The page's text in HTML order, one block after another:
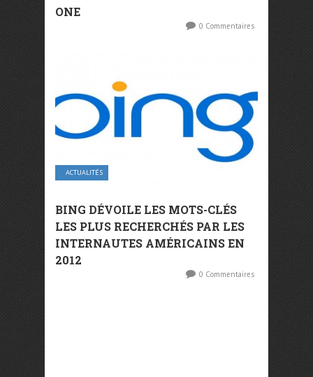
ONE
0 Commentaires
ACTUALITÉS
BING DÉVOILE LES MOTS-CLÉS
LES PLUS RECHERCHÉS PAR LES
INTERNAUTES AMÉRICAINS EN
2012
0 Commentaires